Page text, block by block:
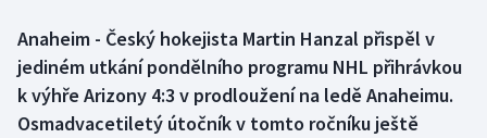
Box
Curling
Anaheim - Český hokejista Martin Hanzal přispěl v
jediném utkání pondělního programu NHL přihrávkou
k výhře Arizony 4:3 v prodloužení na ledě Anaheimu.
Osmadvacetiletý útočník v tomto ročníku ještě